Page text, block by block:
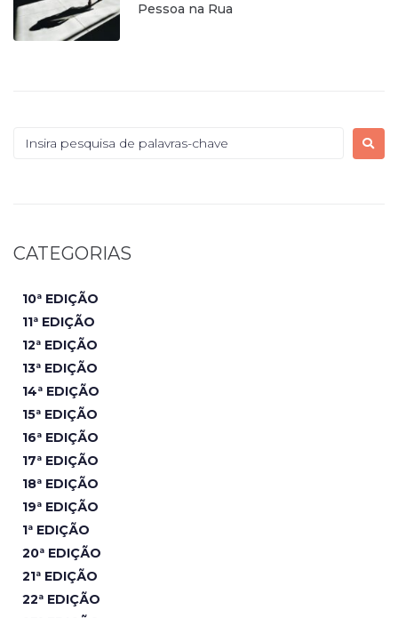
Pessoa na Rua
CATEGORIAS
10ª EDIÇÃO
11ª EDIÇÃO
12ª EDIÇÃO
13ª EDIÇÃO
14ª EDIÇÃO
15ª EDIÇÃO
16ª EDIÇÃO
17ª EDIÇÃO
18ª EDIÇÃO
19ª EDIÇÃO
1ª EDIÇÃO
20ª EDIÇÃO
21ª EDIÇÃO
22ª EDIÇÃO